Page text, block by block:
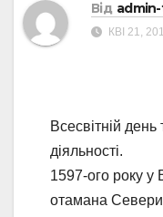
Від
КВІ 21,
Всесвітній день
діяльності.
1597-ого року у
отамана